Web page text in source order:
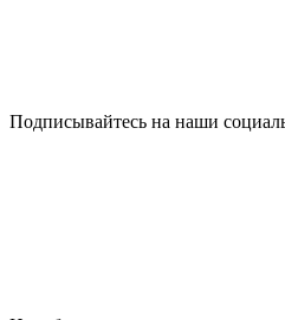
Подписывайтесь на наши